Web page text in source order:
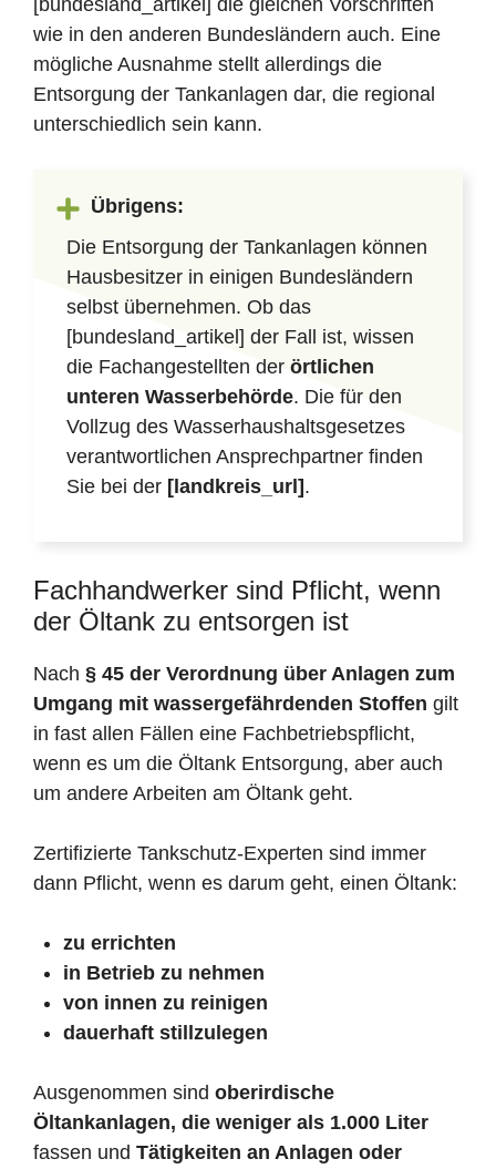
[bundesland_artikel] die gleichen Vorschriften
wie in den anderen Bundesländern auch. Eine
mögliche Ausnahme stellt allerdings die
Entsorgung der Tankanlagen dar, die regional
unterschiedlich sein kann.
Übrigens:
Die Entsorgung der Tankanlagen können
Hausbesitzer in einigen Bundesländern
selbst übernehmen. Ob das
[bundesland_artikel] der Fall ist, wissen
die Fachangestellten der örtlichen
unteren Wasserbehörde. Die für den
Vollzug des Wasserhaushaltsgesetzes
verantwortlichen Ansprechpartner finden
Sie bei der [landkreis_url] .
Fachhandwerker sind Pflicht, wenn
der Öltank zu entsorgen ist
Nach § 45 der Verordnung über Anlagen zum
Umgang mit wassergefährdenden Stoffen gilt
in fast allen Fällen eine Fachbetriebspflicht,
wenn es um die Öltank Entsorgung, aber auch
um andere Arbeiten am Öltank geht.
Zertifizierte Tankschutz-Experten sind immer
dann Pflicht, wenn es darum geht, einen Öltank:
zu errichten
in Betrieb zu nehmen
von innen zu reinigen
dauerhaft stillzulegen
Ausgenommen sind oberirdische
Öltankanlagen, die weniger als 1.000 Liter
fassen und Tätigkeiten an Anlagen oder